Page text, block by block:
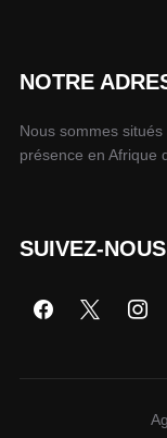
NOTRE
Nous sommes
présence en Afrique
SUIVEZ-NOUS